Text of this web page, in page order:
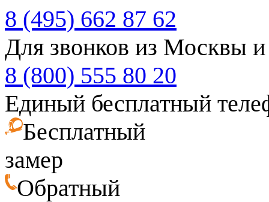
8 (495) 662 87 62
Для звонков из Москвы
8 (800) 555 80 20
Единый бесплатный
Бесплатный
замер
Обратный